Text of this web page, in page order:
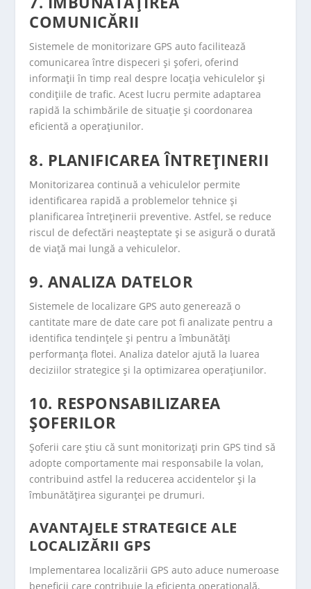
COMUNICĂRII
Sistemele de monitorizare GPS auto facilitează
comunicarea între dispeceri și șoferi, oferind
informații în timp real despre locația vehiculelor și
condițiile de trafic. Acest lucru permite adaptarea
rapidă la schimbările de situație și coordonarea
eficientă a operațiunilor.
8. PLANIFICAREA ÎNTREȚINERII
Monitorizarea continuă a vehiculelor permite
identificarea rapidă a problemelor tehnice și
planificarea întreținerii preventive. Astfel, se reduce
riscul de defectări neașteptate și se asigură o durată
de viață mai lungă a vehiculelor.
9. ANALIZA DATELOR
Sistemele de localizare GPS auto generează o
cantitate mare de date care pot fi analizate pentru a
identifica tendințele și pentru a îmbunătăți
performanța flotei. Analiza datelor ajută la luarea
deciziilor strategice și la optimizarea operațiunilor.
10. RESPONSABILIZAREA
ȘOFERILOR
Șoferii care știu că sunt monitorizați prin GPS tind să
adopte comportamente mai responsabile la volan,
contribuind astfel la reducerea accidentelor și la
îmbunătățirea siguranței pe drumuri.
AVANTAJELE STRATEGICE ALE
LOCALIZĂRII GPS
Implementarea localizării GPS auto aduce numeroase
beneficii care contribuie la eficiența operațională,